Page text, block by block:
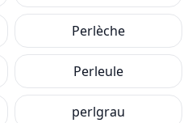
Perlèche
Perleule
perlgrau